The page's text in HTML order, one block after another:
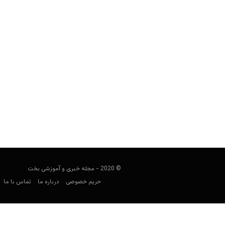
© 2020 - مجله خبری و آموزشی بخت
حریم خصوصی
درباره ما تماس با ما